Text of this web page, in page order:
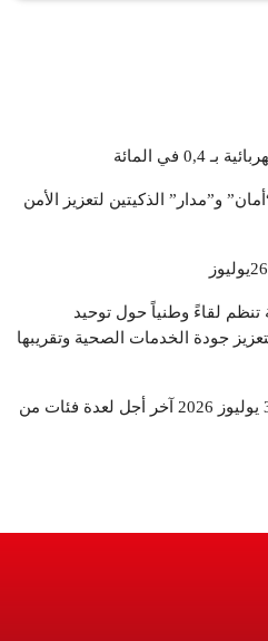
في المائة
و”مدار” الذكيتين لتعزيز الأمن
تنظم لقاءً وطنياً حول توحيد
جودة الخدمات الصحية وتقريبها
الإقرارات والأداءات الضريبية.. 31 يوليوز 2026 آخر أجل لعدة فئات من